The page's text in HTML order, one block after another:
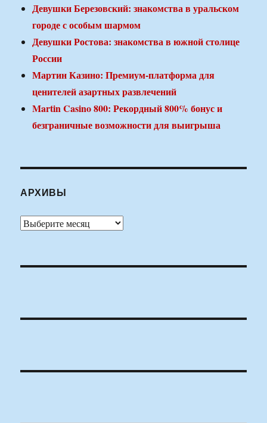
Девушки Березовский: знакомства в уральском
городе с особым шармом
Девушки Ростова: знакомства в южной столице
России
Мартин Казино: Премиум-платформа для
ценителей азартных развлечений
Martin Casino 800: Рекордный 800% бонус и
безграничные возможности для выигрыша
АРХИВЫ
Архивы